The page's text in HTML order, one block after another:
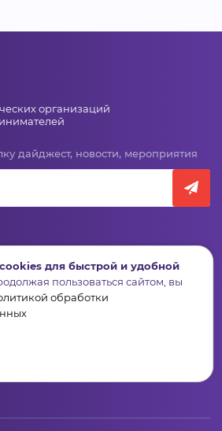
организаций
дайджест, новости, мероприятия
АктивистыПроекты
Видеокурсы
для быстрой и удобной
пользоваться сайтом, вы
обработки